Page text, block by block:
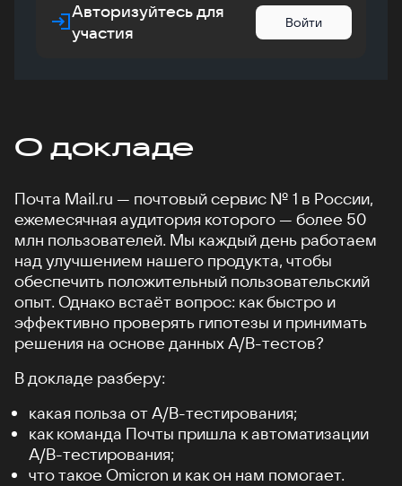
Авторизуйтесь для
участия
Войти
О докладе
Почта Mail.ru — почтовый сервис № 1 в России,
ежемесячная аудитория которого — более 50
млн пользователей. Мы каждый день работаем
над улучшением нашего продукта, чтобы
обеспечить положительный пользовательский
опыт. Однако встаёт вопрос: как быстро и
эффективно проверять гипотезы и принимать
решения на основе данных A/B-тестов?
В докладе разберу:
какая польза от А/B-тестирования;
как команда Почты пришла к автоматизации
A/B-тестирования;
что такое Omicron и как он нам помогает.